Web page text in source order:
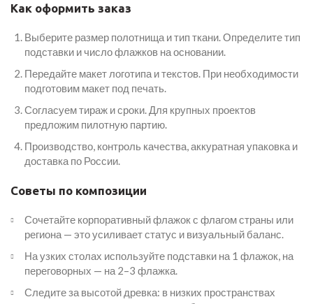
Как оформить заказ
Выберите размер полотнища и тип ткани. Определите тип
подставки и число флажков на основании.
Передайте макет логотипа и текстов. При необходимости
подготовим макет под печать.
Согласуем тираж и сроки. Для крупных проектов
предложим пилотную партию.
Производство, контроль качества, аккуратная упаковка и
доставка по России.
Советы по композиции
Сочетайте корпоративный флажок с флагом страны или
региона — это усиливает статус и визуальный баланс.
На узких столах используйте подставки на 1 флажок, на
переговорных — на 2–3 флажка.
Следите за высотой древка: в низких пространствах